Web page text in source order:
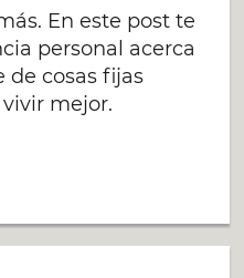
En este post te
personal acerca
de cosas fijas
mejor.